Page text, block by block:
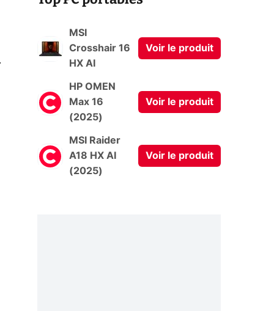
MSI
Crosshair 16
HX AI
Voir le produit
HP OMEN
Max 16
(2025)
Voir le produit
MSI Raider
A18 HX AI
(2025)
Voir le produit